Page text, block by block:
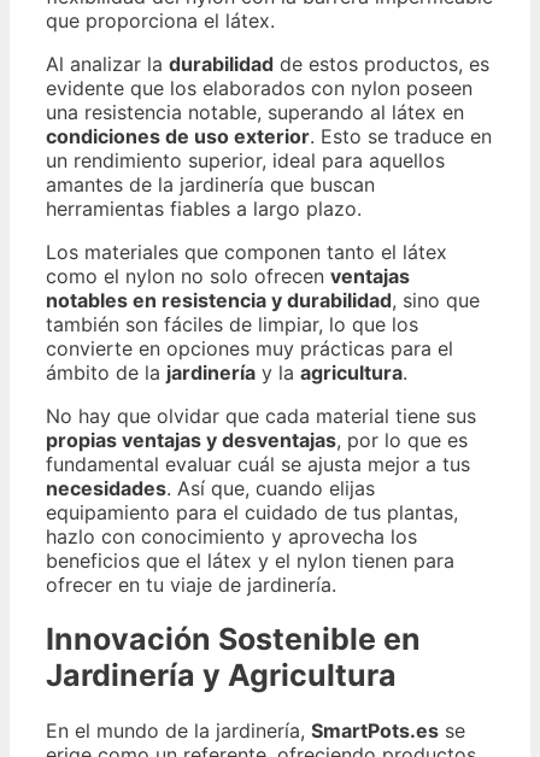
que proporciona el látex.
Al analizar la durabilidad de estos productos, es
evidente que los elaborados con nylon poseen
una resistencia notable, superando al látex en
condiciones de uso exterior. Esto se traduce en
un rendimiento superior, ideal para aquellos
amantes de la jardinería que buscan
herramientas fiables a largo plazo.
Los materiales que componen tanto el látex
como el nylon no solo ofrecen ventajas
notables en resistencia y durabilidad, sino que
también son fáciles de limpiar, lo que los
convierte en opciones muy prácticas para el
ámbito de la jardinería y la agricultura.
No hay que olvidar que cada material tiene sus
propias ventajas y desventajas, por lo que es
fundamental evaluar cuál se ajusta mejor a tus
necesidades. Así que, cuando elijas
equipamiento para el cuidado de tus plantas,
hazlo con conocimiento y aprovecha los
beneficios que el látex y el nylon tienen para
ofrecer en tu viaje de jardinería.
Innovación Sostenible en
Jardinería y Agricultura
En el mundo de la jardinería, SmartPots.es se